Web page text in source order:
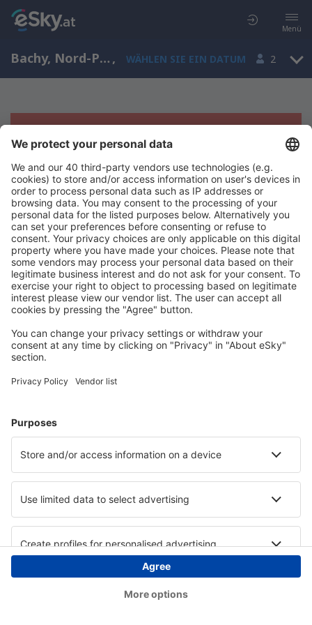
Menü
Bachy, Nord-Pas-de-Calais, Frankreich , WÄHLEN SIE EIN DATUM 2
Es tut uns leid, wir können keine
Ergebnisse aufzeigen
Bitte starten Sie Ihre Suche erneut mit anderen Suchkriterien.
Copyright © eSky.at. Alle Rechte vorbehalten.